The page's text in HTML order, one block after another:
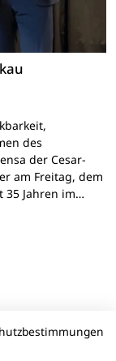
des
der Cesar-
am Freitag, dem
35 Jahren im…